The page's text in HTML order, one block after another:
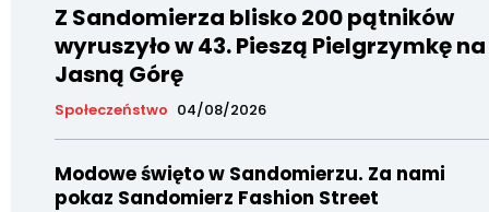
Z Sandomierza blisko 200 pątników
wyruszyło w 43. Pieszą Pielgrzymkę na
Jasną Górę
Społeczeństwo 04/08/2026
Modowe święto w Sandomierzu. Za nami
pokaz Sandomierz Fashion Street